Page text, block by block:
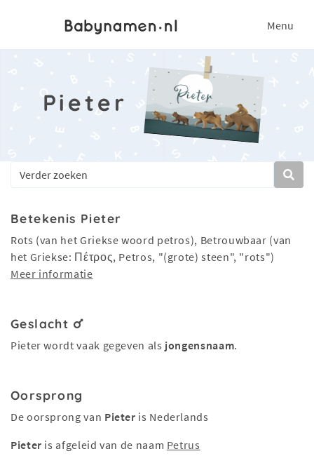
Menu
Pieter
Betekenis Pieter
Rots (van het Griekse woord petros), Betrouwbaar (van
het Griekse: Πέτρος, Petros, "(grote) steen", "rots")
Meer informatie
Geslacht
Pieter wordt vaak gegeven als jongensnaam.
Oorsprong
De oorsprong van Pieter is Nederlands
Pieter is afgeleid van de naam Petrus